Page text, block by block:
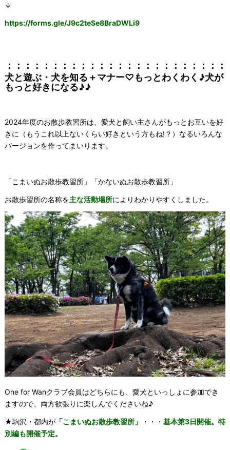
↓
https://forms.gle/J9c2teSe8BraDWLi9
：：：：：：：：：：：：：：：：：：：：：：：
犬と遊ぶ・犬を知る＋マナー♡もっとわくわく♪犬が
もっと好きになる♪♪
2024年度のお散歩教習所は、愛犬と飼い主さんがもっとお互いを好
きに（もうこれ以上ないくらい好きという方もね!？）なるいろんな
バージョンを作ってまいります。
「こまいぬお散歩教習所」「かないぬお散歩教習所」
お散歩習所の名称を主な活動場所によりわかりやすくしました。
One for Wanクラブ会員はどちらにも、愛犬といっしょに参加でき
ますので、両方欲張りに楽しんでくださいね♪
★駒沢・都内が「こまいぬお散歩教習所」 ・・・ 基本第3日開催。特
別編も開催予定。